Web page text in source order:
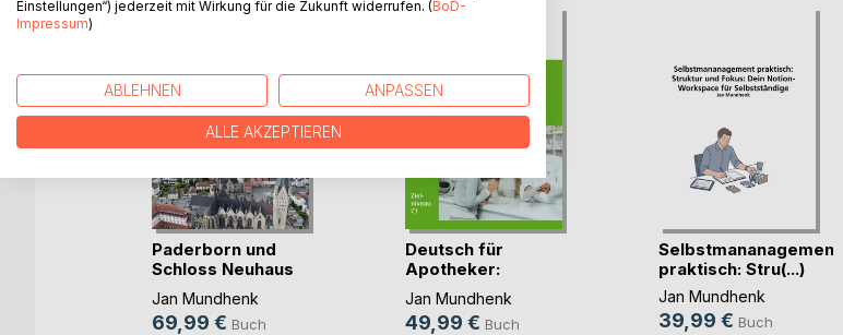
Paderborn und
Schloss Neuhaus
von oben
Jan Mundhenk
69,99 € Buch
Deutsch für
Apotheker:
Lehrerband (...)
Jan Mundhenk
49,99 € Buch
Selbstmananagement
praktisch: Stru(...)
Jan Mundhenk
39,99 € Buch
Einstellungen“) jederzeit mit Wirkung für die Zukunft widerrufen. (BoD-
Impressum)
ABLEHNEN ANPASSEN
ALLE AKZEPTIEREN